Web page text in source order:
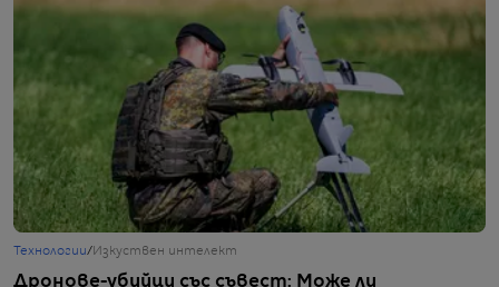
Технологии/ Изкуствен интелект
Дронове-убийци със съвест: Може ли